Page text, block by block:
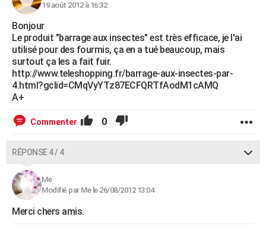
19 août 2012 à 16:32
Bonjour
Le produit "barrage aux insectes" est très efficace, je l'ai
utilisé pour des fourmis, ça en a tué beaucoup, mais
surtout ça les a fait fuir.
http://www.teleshopping.fr/barrage-aux-insectes-par-
4.html?gclid=CMqVyYTz87ECFQRTfAodM1cAMQ
A+
Commenter 0
RÉPONSE 4 / 4
Me
Modifié par Me le 26/08/2012 13:04
Merci chers amis.